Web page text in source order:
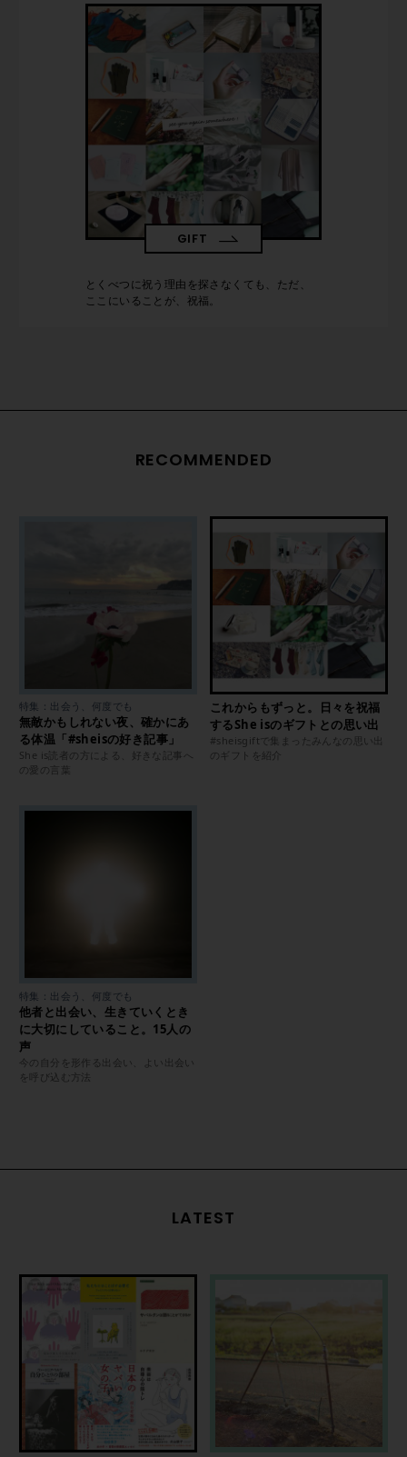
GIFT
とくべつに祝う理由を探さなくても、ただ、
ここにいることが、祝福。
RECOMMENDED
特集：出会う、何度でも
無敵かもしれない夜、確かにあ
る体温「#sheisの好き記事」
She is読者の方による、好きな記事へ
の愛の言葉
これからもずっと。日々を祝福
するShe isのギフトとの思い出
#sheisgiftで集まったみんなの思い出
のギフトを紹介
特集：出会う、何度でも
他者と出会い、生きていくとき
に大切にしていること。15人の
声
今の自分を形作る出会い、よい出会い
を呼び込む方法
LATEST